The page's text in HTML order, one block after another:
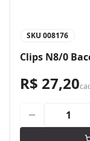
SKU 008176
Clips N8/0
R$ 27,20